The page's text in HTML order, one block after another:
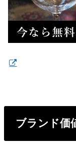
ブランド価